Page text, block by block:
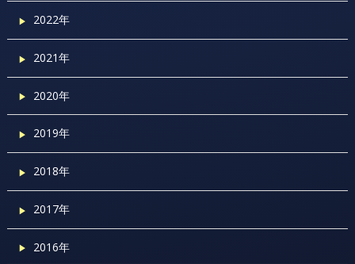
2022年
2021年
2020年
2019年
2018年
2017年
2016年